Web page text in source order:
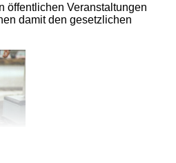
öffentlichen Veranstaltungen
damit den gesetzlichen